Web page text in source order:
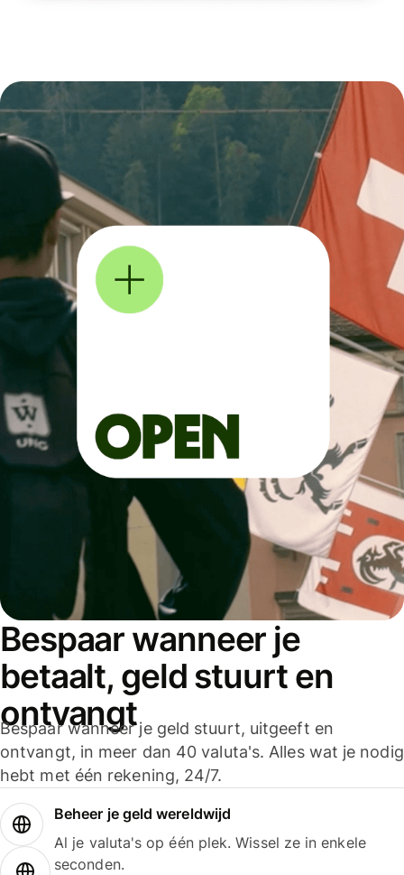
Bespaar wanneer je
betaalt, geld stuurt en
ontvangt
Bespaar wanneer je geld stuurt, uitgeeft en
ontvangt, in meer dan 40 valuta's. Alles wat je nodig
hebt met één rekening, 24/7.
Beheer je geld wereldwijd
Al je valuta's op één plek. Wissel ze in enkele
seconden.